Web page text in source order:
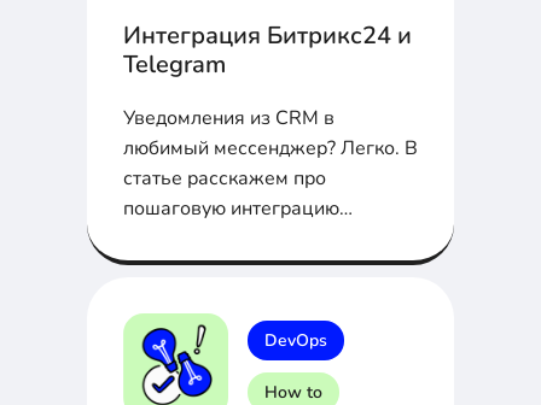
Интеграция Битрикс24 и
Telegram
Уведомления из CRM в
любимый мессенджер? Легко. В
статье расскажем про
пошаговую интеграцию
Webhook...
DevOps
How to